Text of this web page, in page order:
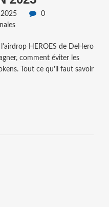
0
HEROES de DeHero
comment éviter les
Tout ce qu'il faut savoir